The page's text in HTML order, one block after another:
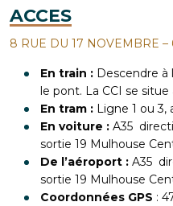
ACCES
8 RUE DU 17 NOVEMBRE
En train : Descendre à
le pont. La CCI se
En tram : Ligne 1 ou 3,
En voiture : A35
sortie 19 Mulhouse
De l’aéroport : A35
sortie 19 Mulhouse
Coordonnées GPS :